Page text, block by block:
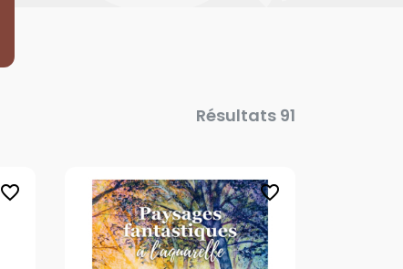
Résultats 91
favorite_border favorite_border